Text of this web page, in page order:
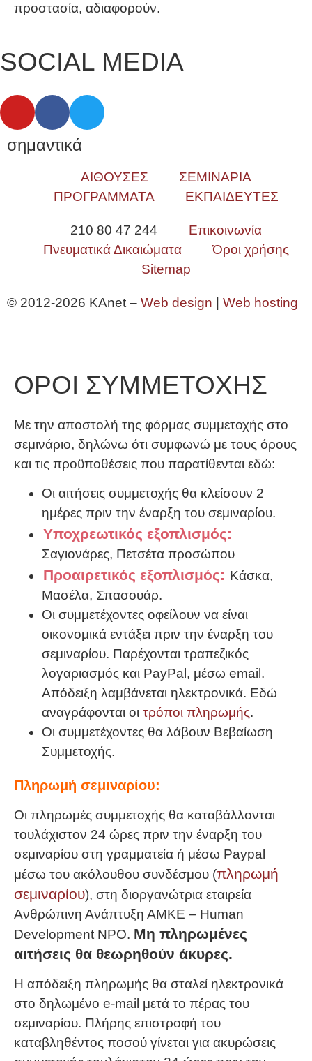
προστασία, αδιαφορούν.
SOCIAL MEDIA
σημαντικά
ΑΙΘΟΥΣΕΣ
ΣΕΜΙΝΑΡΙΑ
ΠΡΟΓΡΑΜΜΑΤΑ
ΕΚΠΑΙΔΕΥΤΕΣ
210 80 47 244
Επικοινωνία
Πνευματικά Δικαιώματα
Όροι χρήσης
Sitemap
© 2012-2026 KAnet – Web design | Web hosting
ΟΡΟΙ ΣΥΜΜΕΤΟΧΗΣ
Με την αποστολή της φόρμας συμμετοχής στο
σεμινάριο, δηλώνω ότι συμφωνώ με τους όρους
και τις προϋποθέσεις που παρατίθενται εδώ:
Οι αιτήσεις συμμετοχής θα κλείσουν 2
ημέρες πριν την έναρξη του σεμιναρίου.
Υποχρεωτικός εξοπλισμός:
Σαγιονάρες, Πετσέτα προσώπου
Προαιρετικός εξοπλισμός: Κάσκα,
Μασέλα, Σπασουάρ.
Οι συμμετέχοντες οφείλουν να είναι
οικονομικά εντάξει πριν την έναρξη του
σεμιναρίου. Παρέχονται τραπεζικός
λογαριασμός και PayPal, μέσω email.
Απόδειξη λαμβάνεται ηλεκτρονικά. Εδώ
αναγράφονται οι τρόποι πληρωμής.
Οι συμμετέχοντες θα λάβουν Βεβαίωση
Συμμετοχής.
Πληρωμή σεμιναρίου:
Οι πληρωμές συμμετοχής θα καταβάλλονται
τουλάχιστον 24 ώρες πριν την έναρξη του
σεμιναρίου στη γραμματεία ή μέσω Paypal
μέσω του ακόλουθου συνδέσμου (πληρωμή
σεμιναρίου), στη διοργανώτρια εταιρεία
Ανθρώπινη Ανάπτυξη ΑΜΚΕ – Human
Development NPO. Μη πληρωμένες
αιτήσεις θα θεωρηθούν άκυρες.
Η απόδειξη πληρωμής θα σταλεί ηλεκτρονικά
στο δηλωμένο e-mail μετά το πέρας του
σεμιναρίου. Πλήρης επιστροφή του
καταβληθέντος ποσού γίνεται για ακυρώσεις